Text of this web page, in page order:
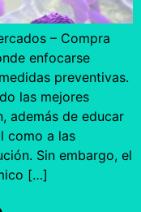
– Compra
enfocarse
preventivas.
las mejores
además de educar
como a las
Sin embargo, el
[…]